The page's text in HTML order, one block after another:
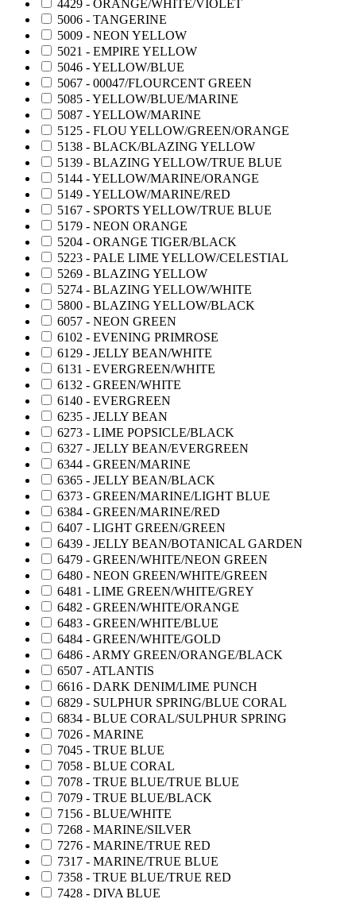
4429 - ORANGE/WHITE/VIOLET
5006 - TANGERINE
5009 - NEON YELLOW
5021 - EMPIRE YELLOW
5046 - YELLOW/BLUE
5067 - 00047/FLOURCENT GREEN
5085 - YELLOW/BLUE/MARINE
5087 - YELLOW/MARINE
5125 - FLOU YELLOW/GREEN/ORANGE
5138 - BLACK/BLAZING YELLOW
5139 - BLAZING YELLOW/TRUE BLUE
5144 - YELLOW/MARINE/ORANGE
5149 - YELLOW/MARINE/RED
5167 - SPORTS YELLOW/TRUE BLUE
5179 - NEON ORANGE
5204 - ORANGE TIGER/BLACK
5223 - PALE LIME YELLOW/CELESTIAL
5269 - BLAZING YELLOW
5274 - BLAZING YELLOW/WHITE
5800 - BLAZING YELLOW/BLACK
6057 - NEON GREEN
6102 - EVENING PRIMROSE
6129 - JELLY BEAN/WHITE
6131 - EVERGREEN/WHITE
6132 - GREEN/WHITE
6140 - EVERGREEN
6235 - JELLY BEAN
6273 - LIME POPSICLE/BLACK
6327 - JELLY BEAN/EVERGREEN
6344 - GREEN/MARINE
6365 - JELLY BEAN/BLACK
6373 - GREEN/MARINE/LIGHT BLUE
6384 - GREEN/MARINE/RED
6407 - LIGHT GREEN/GREEN
6439 - JELLY BEAN/BOTANICAL GARDEN
6479 - GREEN/WHITE/NEON GREEN
6480 - NEON GREEN/WHITE/GREEN
6481 - LIME GREEN/WHITE/GREY
6482 - GREEN/WHITE/ORANGE
6483 - GREEN/WHITE/BLUE
6484 - GREEN/WHITE/GOLD
6486 - ARMY GREEN/ORANGE/BLACK
6507 - ATLANTIS
6616 - DARK DENIM/LIME PUNCH
6829 - SULPHUR SPRING/BLUE CORAL
6834 - BLUE CORAL/SULPHUR SPRING
7026 - MARINE
7045 - TRUE BLUE
7058 - BLUE CORAL
7078 - TRUE BLUE/TRUE BLUE
7079 - TRUE BLUE/BLACK
7156 - BLUE/WHITE
7268 - MARINE/SILVER
7276 - MARINE/TRUE RED
7317 - MARINE/TRUE BLUE
7358 - TRUE BLUE/TRUE RED
7428 - DIVA BLUE